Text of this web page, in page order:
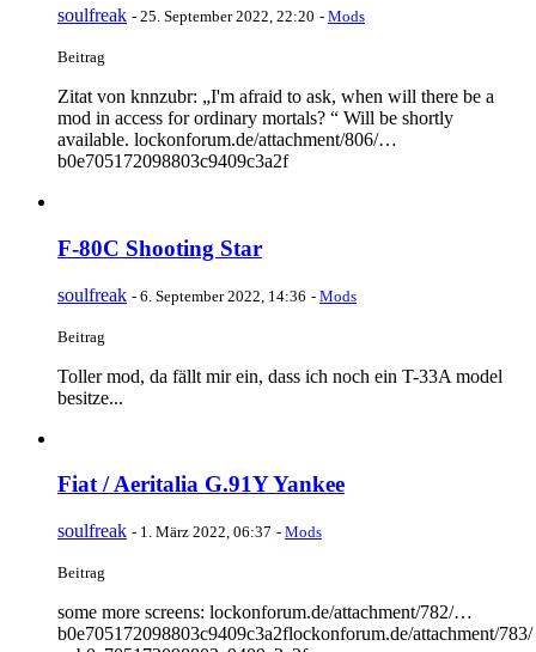
soulfreak - 25. September 2022, 22:20 - Mods
Beitrag
Zitat von knnzubr: „I'm afraid to ask, when will there be a
mod in access for ordinary mortals? “ Will be shortly
available. lockonforum.de/attachment/806/…
b0e705172098803c9409c3a2f
F-80C Shooting Star
soulfreak - 6. September 2022, 14:36 - Mods
Beitrag
Toller mod, da fällt mir ein, dass ich noch ein T-33A model
besitze...
Fiat / Aeritalia G.91Y Yankee
soulfreak - 1. März 2022, 06:37 - Mods
Beitrag
some more screens: lockonforum.de/attachment/782/…
b0e705172098803c9409c3a2flockonforum.de/attachment/783/